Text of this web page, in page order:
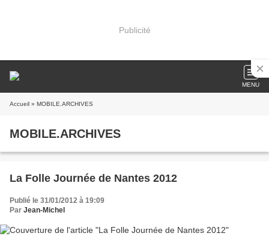
Publicité
MENU
Accueil » MOBILE.ARCHIVES
MOBILE.ARCHIVES
La Folle Journée de Nantes 2012
Publié le 31/01/2012 à 19:09
Par Jean-Michel